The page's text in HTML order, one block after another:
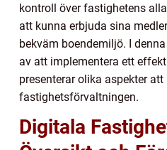
kontroll över fastighetens
att kunna erbjuda sina
bekväm boendemiljö. I
av att implementera ett
presenterar olika aspekter
fastighetsförvaltningen.
Digitala